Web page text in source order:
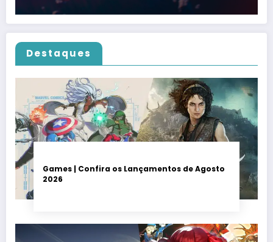
Destaques
Games | Confira os Lançamentos de Agosto
2026